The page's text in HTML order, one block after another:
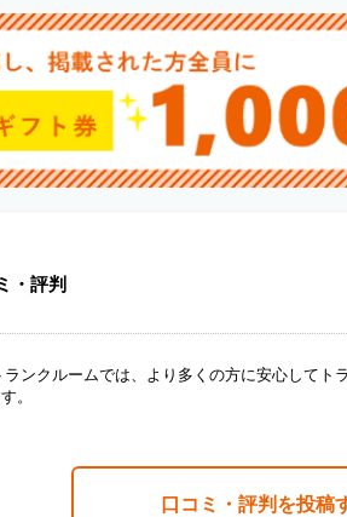
・評判
ランクルームでは、より多くの方に安心して
。
口コミ・評判を投稿